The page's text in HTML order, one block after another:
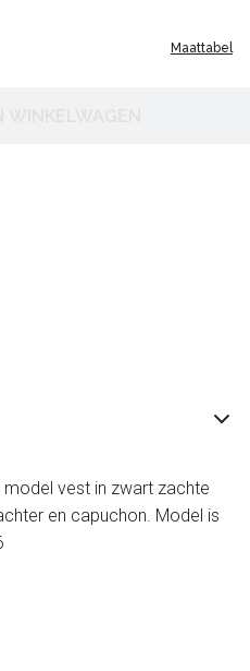
Maattabel
model vest in zwart zachte
en capuchon. Model is